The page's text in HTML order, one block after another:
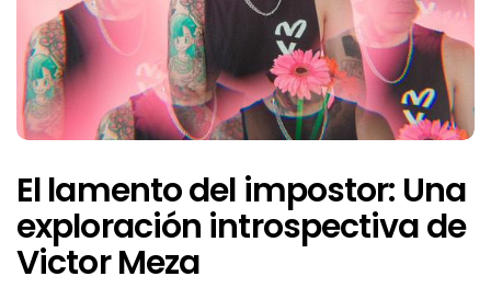
El lamento del impostor: Una
exploración introspectiva de
Victor Meza